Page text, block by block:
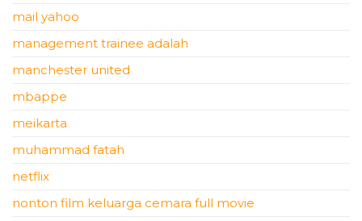
mail yahoo
management trainee adalah
manchester united
mbappe
meikarta
muhammad fatah
netflix
nonton film keluarga cemara full movie